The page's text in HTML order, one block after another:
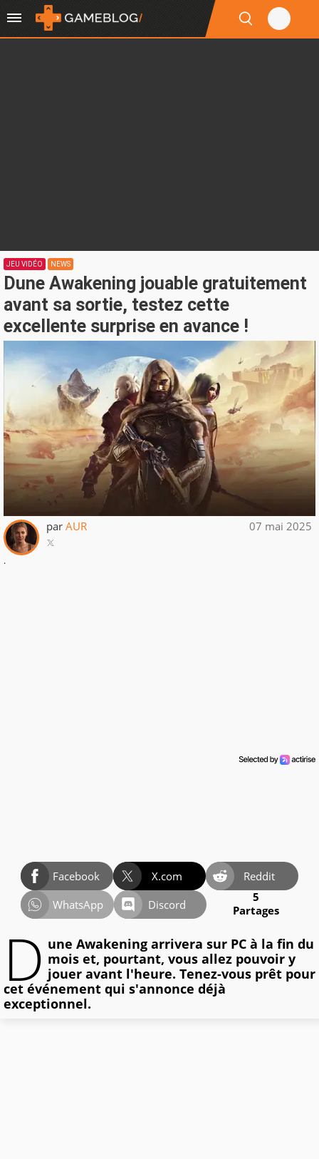
JEU VIDÉO NEWS
Dune Awakening jouable gratuitement
avant sa sortie, testez cette
excellente surprise en avance !
par AUR 07 mai 2025
.
Facebook X.com
Reddit
WhatsApp
Discord
5
Partages
D une Awakening arrivera sur PC à la fin du
mois et, pourtant, vous allez pouvoir y
jouer avant l'heure. Tenez-vous prêt pour
cet événement qui s'annonce déjà
exceptionnel.